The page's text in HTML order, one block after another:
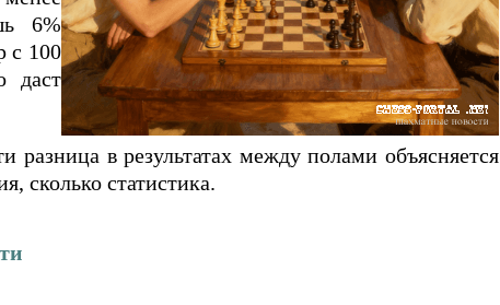
6%
с 100
даст
разница в результатах между полами объясняется
сколько статистика.